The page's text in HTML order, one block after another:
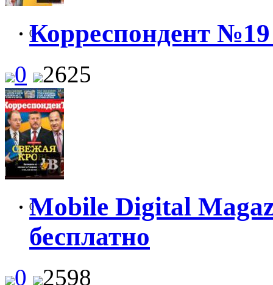
0
Корреспондент №19
0 2625
0
Mobile Digital
бесплатно
0 2598